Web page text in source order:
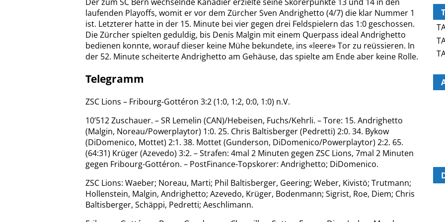
laufenden Playoffs, womit er vor dem Zürcher Sven Andrighetto (4/7) die klar Nummer 1
ist. Letzterer hatte in der 15. Minute bei vier gegen drei Feldspielern das 1:0 geschossen.
Die Zürcher spielten geduldig, bis Denis Malgin mit einem Querpass ideal Andrighetto
bedienen konnte, worauf dieser keine Mühe bekundete, ins «leere» Tor zu reüssieren. In
der 52. Minute scheiterte Andrighetto am Gehäuse, das spielte am Ende aber keine Rolle.
Telegramm
ZSC Lions – Fribourg-Gottéron 3:2 (1:0, 1:2, 0:0, 1:0) n.V.
10’512 Zuschauer. – SR Lemelin (CAN)/Hebeisen, Fuchs/Kehrli. – Tore: 15. Andrighetto
(Malgin, Noreau/Powerplaytor) 1:0. 25. Chris Baltisberger (Pedretti) 2:0. 34. Bykow
(DiDomenico, Mottet) 2:1. 38. Mottet (Gunderson, DiDomenico/Powerplaytor) 2:2. 65.
(64:31) Krüger (Azevedo) 3:2. – Strafen: 4mal 2 Minuten gegen ZSC Lions, 7mal 2 Minuten
gegen Fribourg-Gottéron. – PostFinance-Topskorer: Andrighetto; DiDomenico.
ZSC Lions: Waeber; Noreau, Marti; Phil Baltisberger, Geering; Weber, Kivistö; Trutmann;
Hollenstein, Malgin, Andrighetto; Azevedo, Krüger, Bodenmann; Sigrist, Roe, Diem; Chris
Baltisberger, Schäppi, Pedretti; Aeschlimann.